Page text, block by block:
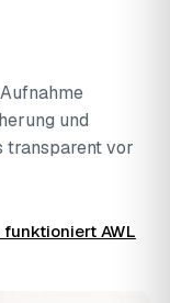
und
transparent vor
funktioniert AWL